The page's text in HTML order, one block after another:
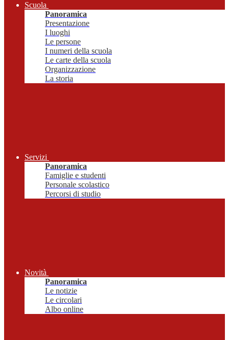
Scuola
Panoramica
Presentazione
I luoghi
Le persone
I numeri della scuola
Le carte della scuola
Organizzazione
La storia
Servizi
Panoramica
Famiglie e studenti
Personale scolastico
Percorsi di studio
Novità
Panoramica
Le notizie
Le circolari
Albo online